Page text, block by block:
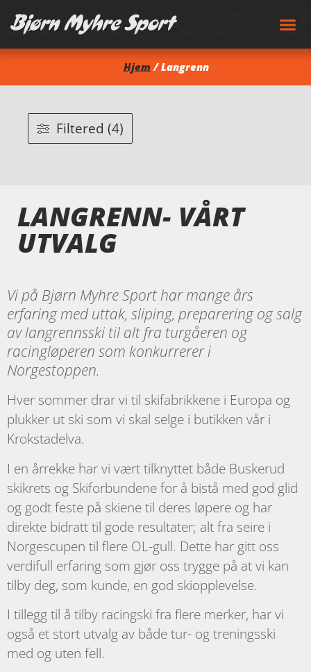
Hjem/ Langrenn
Filtered (4)
LANGRENN- VÅRT
UTVALG
Vi på Bjørn Myhre Sport har mange års
erfaring med uttak, sliping, preparering og salg
av langrennsski til alt fra turgåeren og
racingløperen som konkurrerer i
Norgestoppen.
Hver sommer drar vi til skifabrikkene i Europa og
plukker ut ski som vi skal selge i butikken vår i
Krokstadelva.
I en årrekke har vi vært tilknyttet både Buskerud
skikrets og Skiforbundene for å bistå med god glid
og godt feste på skiene til deres løpere og har
direkte bidratt til gode resultater; alt fra seire i
Norgescupen til flere OL-gull. Dette har gitt oss
verdifull erfaring som gjør oss trygge på at vi kan
tilby deg, som kunde, en god skiopplevelse.
I tillegg til å tilby racingski fra flere merker, har vi
også et stort utvalg av både tur- og treningsski
med og uten fell.